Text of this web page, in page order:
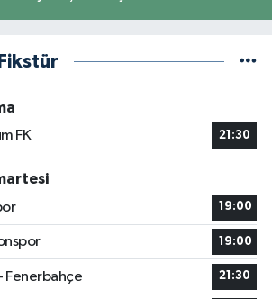
FK
21:30
19:00
19:00
Fenerbahçe 21:30